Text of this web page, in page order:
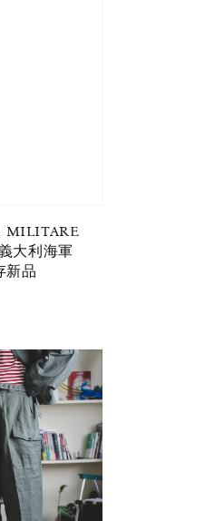
MILITARE
大利海軍
新品